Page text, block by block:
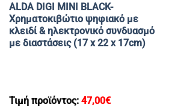
ALDA DIGI MINI BLACK-
Χρηματοκιβώτιο ψηφιακό με
κλειδί & ηλεκτρονικό συνδυασμό
με διαστάσεις (17 x 22 x 17cm)
Τιμή προϊόντος: 47,00€